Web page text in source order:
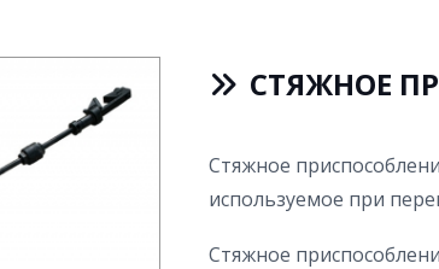
СТЯЖНОЕ
Стяжное
используемое при
Стяжное